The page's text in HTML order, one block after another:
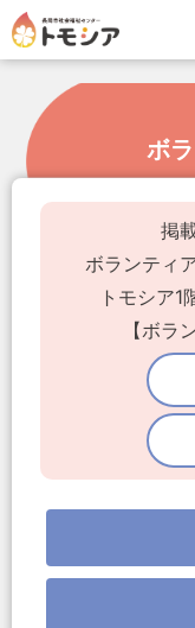
ボ
掲
ボランティ
トモシア1
【ボラ